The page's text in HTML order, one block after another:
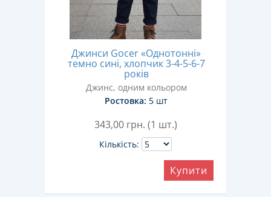
Джинси Gocer «Однотонні»
темно сині, хлопчик 3-4-5-6-7
років
Джинс, одним кольором
Ростовка: 5 шт
343,00 грн. (1 шт.)
Кількість:
Купити